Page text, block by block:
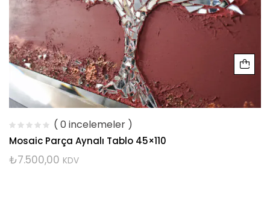
( 0 incelemeler )
Mosaic Parça Aynalı Tablo 45×110
₺7.500,00 KDV